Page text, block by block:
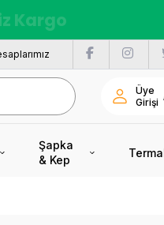
Kargo
Üye
Girişi
Şapka
& Kep